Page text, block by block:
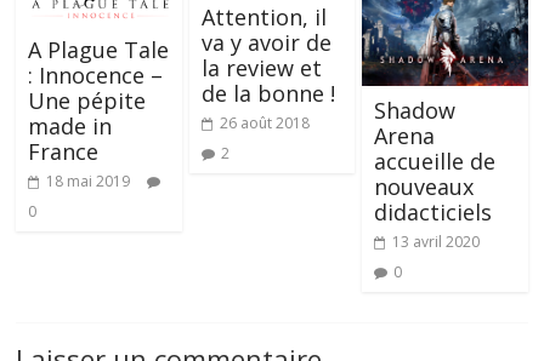
A Plague Tale
: Innocence –
Une pépite
made in
France
18 mai 2019
0
Attention, il
va y avoir de
la review et
de la bonne !
26 août 2018
2
Shadow
Arena
accueille de
nouveaux
didacticiels
13 avril 2020
0